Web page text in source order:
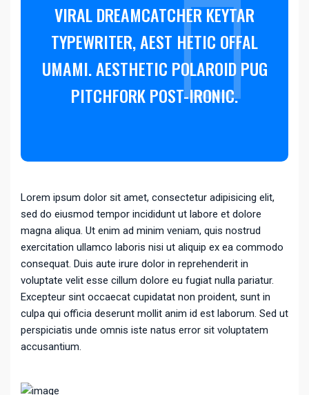
VIRAL DREAMCATCHER KEYTAR
TYPEWRITER, AEST HETIC OFFAL
UMAMI. AESTHETIC POLAROID PUG
PITCHFORK POST-IRONIC.
Lorem ipsum dolor sit amet, consectetur adipisicing elit,
sed do eiusmod tempor incididunt ut labore et dolore
magna aliqua. Ut enim ad minim veniam, quis nostrud
exercitation ullamco laboris nisi ut aliquip ex ea commodo
consequat. Duis aute irure dolor in reprehenderit in
voluptate velit esse cillum dolore eu fugiat nulla pariatur.
Excepteur sint occaecat cupidatat non proident, sunt in
culpa qui officia deserunt mollit anim id est laborum. Sed ut
perspiciatis unde omnis iste natus error sit voluptatem
accusantium.